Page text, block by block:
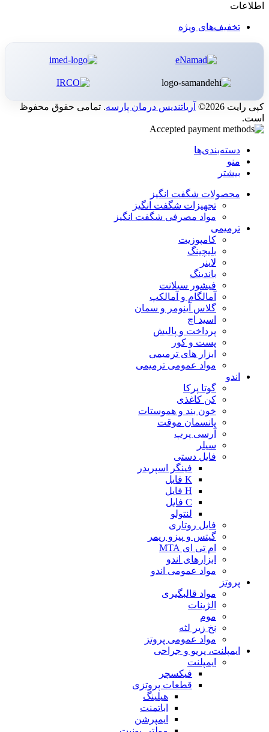
اطلاعات
تخفیف‌های ویژه
کپی رایت 2026© آریاتندیس درمان پارسه. تمامی حقوق محفوظ
است.
دسته‌بندی‌ها
منو
بیشتر
محصولات شگفت انگیز
تجهیزات شگفت انگیز
مواد مصرفی شگفت انگیز
ترمیمی
کامپوزیت
بلیچینگ
لاینر
باندینگ
فیشور سیلانت
آمالگام و آمالکپ
گلاس آینومر و سمان
اسید اچ
پرداخت و پالیش
پست و کور
ابزار های ترمیمی
مواد عمومی ترمیمی
اندو
گوتا پرکا
کن کاغذی
خون بند و هموستات
پانسمان موقت
آرسی پرپ
سیلر
فایل دستی
فینگر اسپریدر
K فایل
H فایل
C فایل
لنتولو
فایل روتاری
گیتس و پیزو ریمر
ام تی ای MTA
ابزارهای اندو
مواد عمومی اندو
پروتز
مواد قالبگیری
الژینات
موم
نخ زیر لثه
مواد عمومی پروتز
ایمپلنت، پریو و جراحی
ایمپلنت
فیکسچر
قطعات پروتزی
هیلینگ
اباتمنت
ایمپرشن